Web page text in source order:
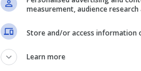
measurement, audience
Store and/or access information
Learn more